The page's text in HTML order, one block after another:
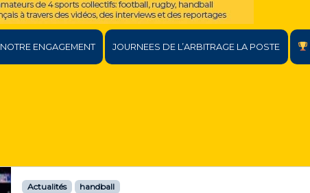
NOTRE ENGAGEMENT JOURNEES DE L’ARBITRAGE LA POSTE
Actualités handball